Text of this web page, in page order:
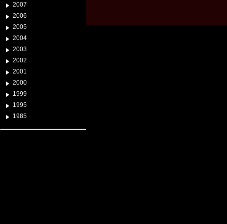
2007
2006
2005
2004
2003
2002
2001
2000
1999
1995
1985